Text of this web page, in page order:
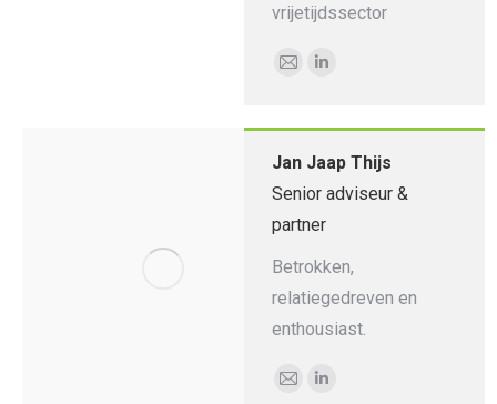
vrijetijdssector
E-
Jan Jaap Thijs
Senior adviseur &
partner
Betrokken,
relatiegedreven en
enthousiast.
E-